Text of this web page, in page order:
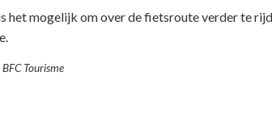
het mogelijk om over de fietsroute verder te
Tourisme